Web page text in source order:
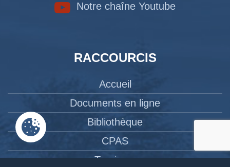
Notre chaîne Youtube
RACCOURCIS
Accueil
Documents en ligne
Bibliothèque
CPAS
Tourisme